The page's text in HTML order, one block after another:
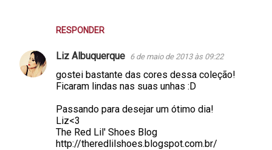
RESPONDER
Liz Albuquerque 6 de maio de 2013 às 09:22
gostei bastante das cores dessa coleção!
Ficaram lindas nas suas unhas :D
Passando para desejar um ótimo dia!
Liz<3
The Red Lil' Shoes Blog
http://theredlilshoes.blogspot.com.br/